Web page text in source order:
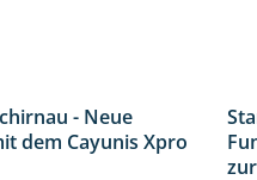
4:32
- Neue
dem Cayunis Xpro